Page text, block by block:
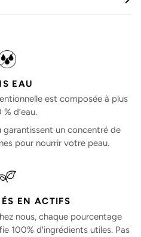
EAU
est composée à plus
d’eau.
un concentré de
pour nourrir votre peau.
EN ACTIFS
nous, chaque pourcentage
100% d'ingrédients utiles. Pas